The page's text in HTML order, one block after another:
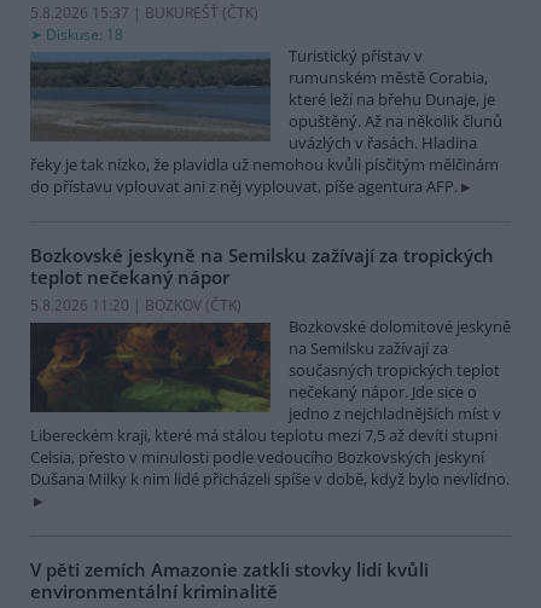
5.8.2026 15:37 | BUKUREŠŤ (ČTK)
Diskuse: 18
Turistický přístav v
rumunském městě Corabia,
které leží na břehu Dunaje, je
opuštěný. Až na několik člunů
uvázlých v řasách. Hladina
řeky je tak nízko, že plavidla už nemohou kvůli písčitým mělčinám
do přístavu vplouvat ani z něj vyplouvat, píše agentura AFP.
Bozkovské jeskyně na Semilsku zažívají za tropických
teplot nečekaný nápor
5.8.2026 11:20 | BOZKOV (ČTK)
Bozkovské dolomitové jeskyně
na Semilsku zažívají za
současných tropických teplot
nečekaný nápor. Jde sice o
jedno z nejchladnějších míst v
Libereckém kraji, které má stálou teplotu mezi 7,5 až devíti stupni
Celsia, přesto v minulosti podle vedoucího Bozkovských jeskyní
Dušana Milky k nim lidé přicházeli spíše v době, když bylo nevlídno.
V pěti zemích Amazonie zatkli stovky lidí kvůli
environmentální kriminalitě